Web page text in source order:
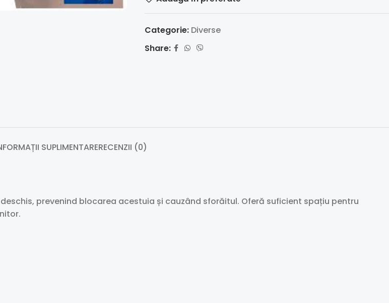
Categorie: Diverse
Share:
SUPLIMENTARERECENZII (0)
prevenind blocarea acestuia și cauzând sforăitul. Oferă suficient spațiu pentru